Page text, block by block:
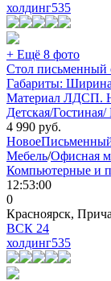
холдинг535
+ Ещё 8 фото
Стол
Габариты:
Материал ЛДСП.
Детская/
4 990 руб.
Новое
Мебель/Офисная
Компьютерные и
12:53:00
0
Красноярск,
ВСК 24
холдинг535